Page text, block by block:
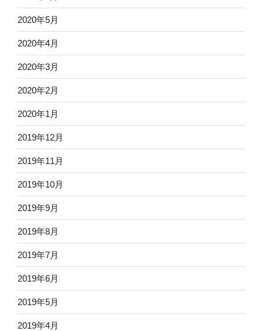
2020年5月
2020年4月
2020年3月
2020年2月
2020年1月
2019年12月
2019年11月
2019年10月
2019年9月
2019年8月
2019年7月
2019年6月
2019年5月
2019年4月